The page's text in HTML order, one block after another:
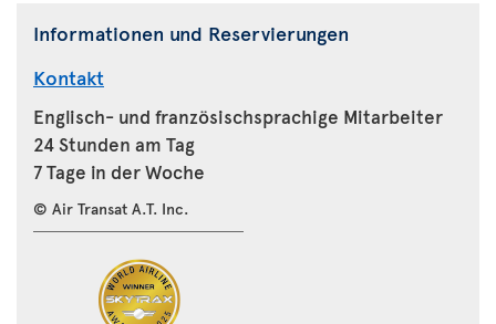
Informationen und Reservierungen
Kontakt
Englisch- und französischsprachige Mitarbeiter
24 Stunden am Tag
7 Tage in der Woche
© Air Transat A.T. Inc.